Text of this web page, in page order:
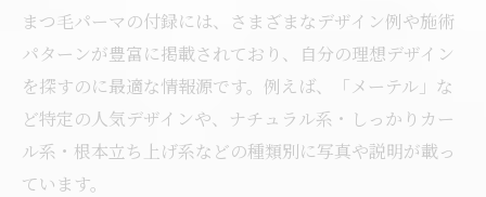
まつ毛パーマの美しさを保つ毎日のケア術
初めてのまつ毛パーマ付録活用で納得の仕上が
りへ
まつ毛パーマ付録で初心者も安心の選び方
まつ毛パーマの付録には、さまざまなデザイン例や施術
パターンが豊富に掲載されており、自分の理想デザイン
を探すのに最適な情報源です。例えば、「メーテル」な
ど特定の人気デザインや、ナチュラル系・しっかりカー
ル系・根本立ち上げ系などの種類別に写真や説明が載っ
ています。